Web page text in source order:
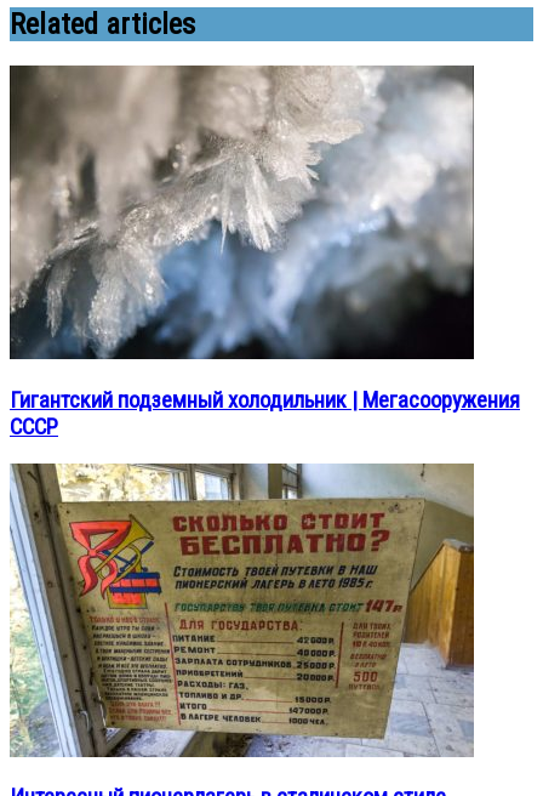
Related articles
Гигантский подземный холодильник | Мегасооружения
СССР